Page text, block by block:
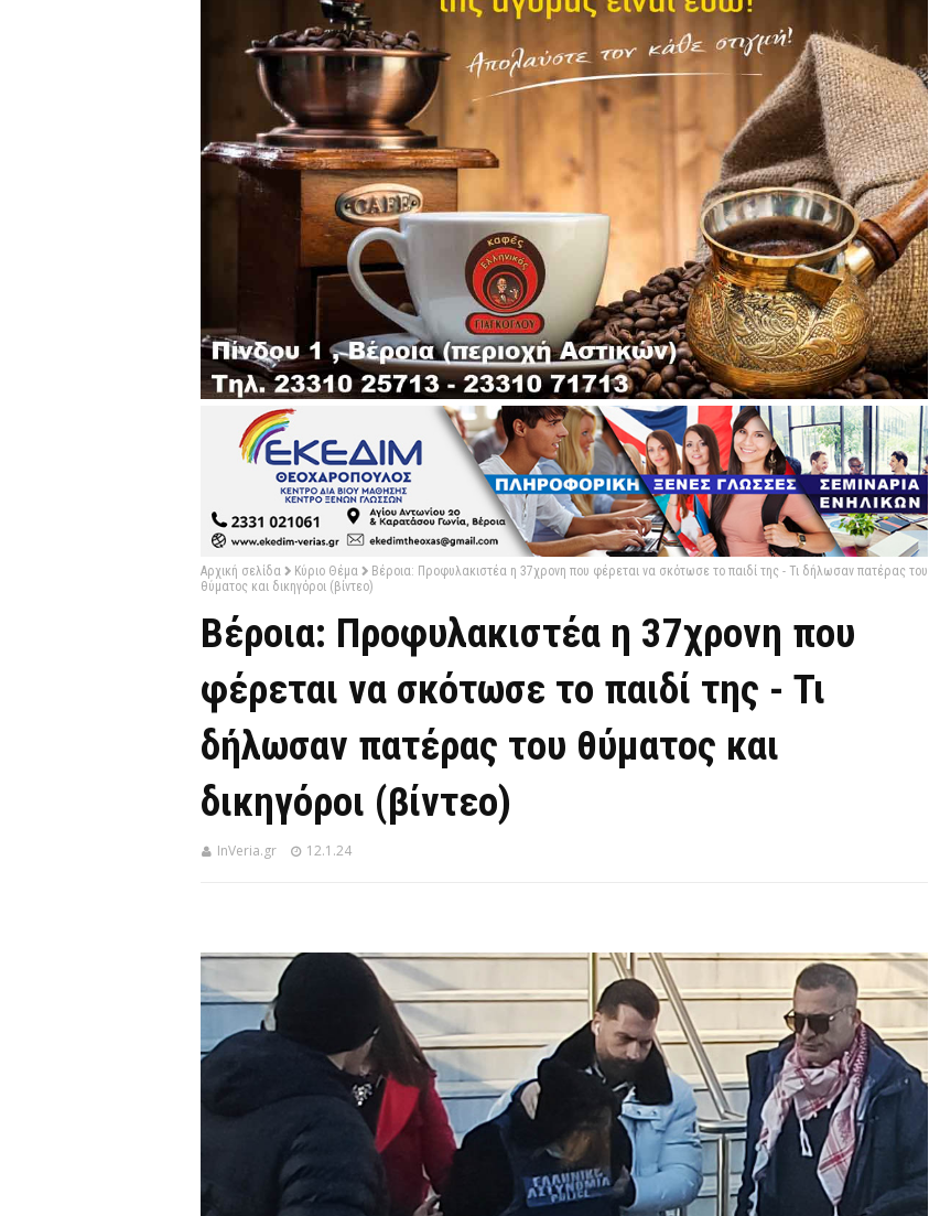
Αρχική σελίδα Κύριο Θέμα
Βέροια: Προφυλακιστέα η 37χρονη που φέρεται να σκότωσε το παιδί της - Τι δήλωσαν πατέρας του
θύματος και δικηγόροι (βίντεο)
Βέροια: Προφυλακιστέα η 37χρονη που
φέρεται να σκότωσε το παιδί της - Τι
δήλωσαν πατέρας του θύματος και
δικηγόροι (βίντεο)
InVeria.gr 12.1.24